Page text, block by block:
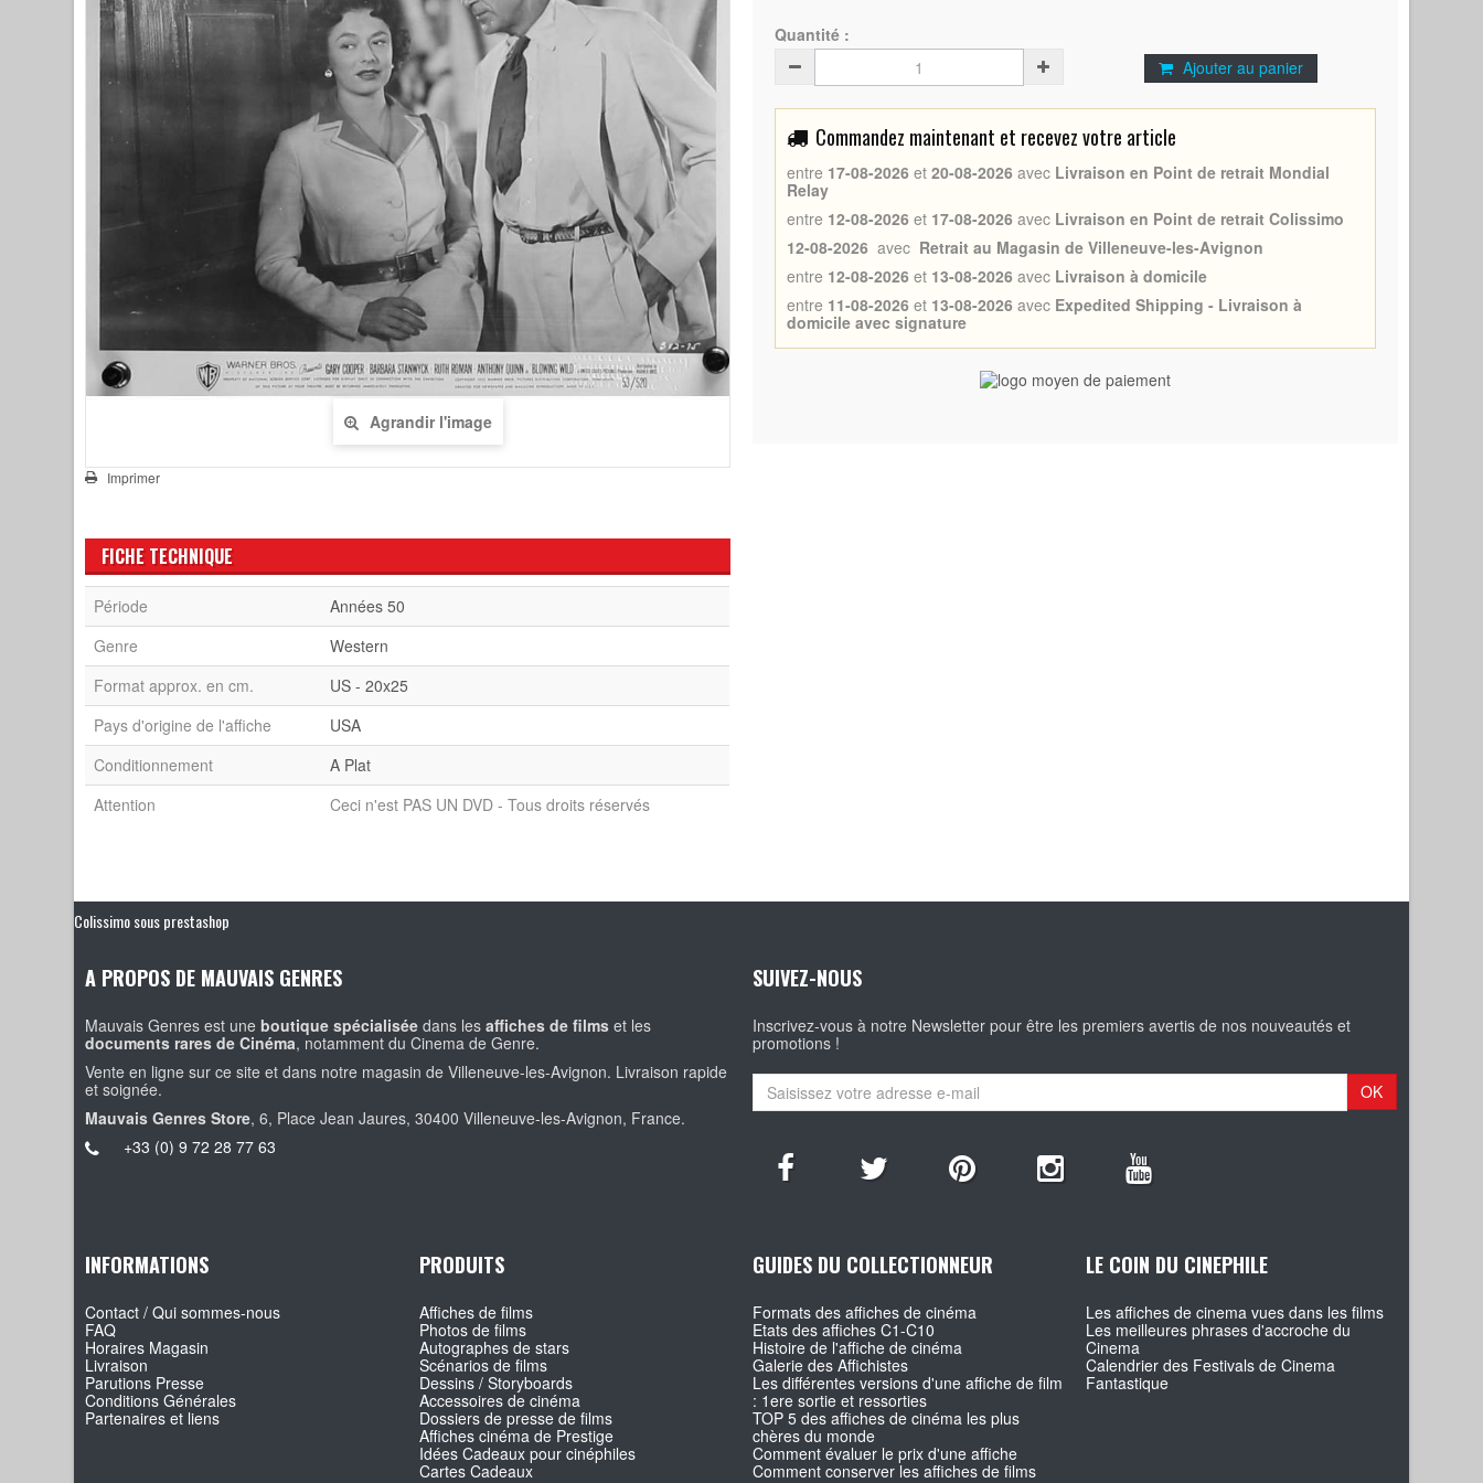
Agrandir l'image
Imprimer
Quantité :
Ajouter au panier
Commandez maintenant et recevez votre article
entre 17-08-2026 et 20-08-2026 avec Livraison en Point de retrait Mondial
Relay
entre 12-08-2026 et 17-08-2026 avec Livraison en Point de retrait Colissimo
12-08-2026 avec Retrait au Magasin de Villeneuve-les-Avignon
entre 12-08-2026 et 13-08-2026 avec Livraison à domicile
entre 11-08-2026 et 13-08-2026 avec Expedited Shipping - Livraison à
domicile avec signature
FICHE TECHNIQUE
Période
Années 50
Genre
Western
Format approx. en cm.
US - 20x25
Pays d'origine de l'affiche
USA
Conditionnement
A Plat
Attention
Ceci n'est PAS UN DVD - Tous droits réservés
Colissimo sous prestashop
A PROPOS DE MAUVAIS GENRES
Mauvais Genres est uneboutique spécialisée dans lesaffiches de films et les
documents rares de Cinéma, notamment du Cinema de Genre.
Vente en ligne sur ce site et dans notre magasin de Villeneuve-les-Avignon. Livraison rapide
et soignée.
Mauvais Genres Store, 6, Place Jean Jaures, 30400 Villeneuve-les-Avignon, France.
+33 (0) 9 72 28 77 63
SUIVEZ-NOUS
Inscrivez-vous à notre Newsletter pour être les premiers avertis de nos nouveautés et
promotions !
OK
INFORMATIONS
Contact / Qui sommes-nous
FAQ
Horaires Magasin
Livraison
Parutions Presse
Conditions Générales
Partenaires et liens
PRODUITS
Affiches de films
Photos de films
Autographes de stars
Scénarios de films
Dessins / Storyboards
Accessoires de cinéma
Dossiers de presse de films
Affiches cinéma de Prestige
Idées Cadeaux pour cinéphiles
Cartes Cadeaux
GUIDES DU COLLECTIONNEUR
Formats des affiches de cinéma
Etats des affiches C1-C10
Histoire de l'affiche de cinéma
Galerie des Affichistes
Les différentes versions d'une affiche de film
: 1ere sortie et ressorties
TOP 5 des affiches de cinéma les plus
chères du monde
Comment évaluer le prix d'une affiche
Comment conserver les affiches de films
LE COIN DU CINEPHILE
Les affiches de cinema vues dans les films
Les meilleures phrases d'accroche du
Cinema
Calendrier des Festivals de Cinema
Fantastique